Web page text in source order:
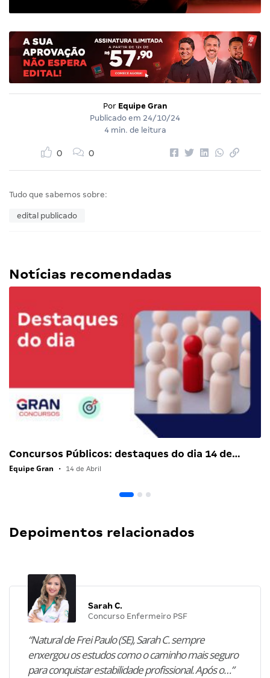
Por Equipe Gran
Publicado em 24/10/24
4 min. de leitura
0 0
Tudo que sabemos sobre:
edital publicado
Notícias recomendadas
Concursos Públicos: destaques do dia 14 de…
Equipe Gran • 14 de Abril
Depoimentos relacionados
Sarah C.
Concurso Enfermeiro PSF
“Natural de Frei Paulo (SE), Sarah C. sempre
enxergou os estudos como o caminho mais seguro
para conquistar estabilidade profissional. Após o…”